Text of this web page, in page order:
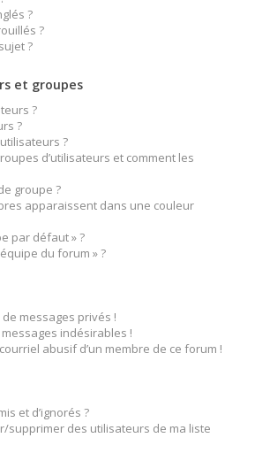
?
?
?
et groupes
?
?
?
d’utilisateurs et comment les
groupe ?
apparaissent dans une couleur
par défaut » ?
du forum » ?
messages privés !
indésirables !
abusif d’un membre de ce forum !
et d’ignorés ?
supprimer des utilisateurs de ma liste